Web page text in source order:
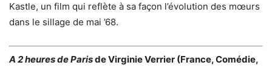
Kastle, un film qui reflète à sa façon l’évolution des mœurs
dans le sillage de mai ’68.
A 2 heures de Parisde Virginie Verrier (France, Comédie,